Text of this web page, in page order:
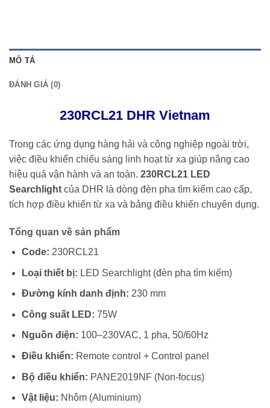
MÔ TẢ
ĐÁNH GIÁ (0)
230RCL21 DHR Vietnam
Trong các ứng dụng hàng hải và công nghiệp ngoài trời,
việc điều khiển chiếu sáng linh hoạt từ xa giúp nâng cao
hiệu quả vận hành và an toàn. 230RCL21 LED
Searchlight của DHR là dòng đèn pha tìm kiếm cao cấp,
tích hợp điều khiển từ xa và bảng điều khiển chuyên dụng.
Tổng quan về sản phẩm
Code: 230RCL21
Loại thiết bị: LED Searchlight (đèn pha tìm kiếm)
Đường kính danh định: 230 mm
Công suất LED: 75W
Nguồn điện: 100–230VAC, 1 pha, 50/60Hz
Điều khiển: Remote control + Control panel
Bộ điều khiển: PANE2019NF (Non-focus)
Vật liệu: Nhôm (Aluminium)